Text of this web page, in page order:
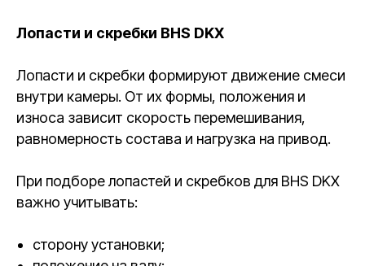
Лопасти и скребки BHS DKX
Лопасти и скребки формируют движение смеси
внутри камеры. От их формы, положения и
износа зависит скорость перемешивания,
равномерность состава и нагрузка на привод.
При подборе лопастей и скребков для BHS DKX
важно учитывать:
сторону установки;